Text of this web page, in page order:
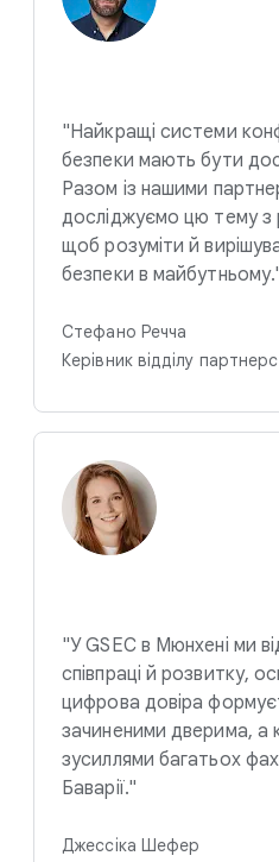
"Найкращі системи
безпеки мають бути
Разом із нашими
досліджуємо цю тему з
щоб розуміти й
безпеки в
Стефано Речча
Керівник відділу
"У GSEC в Мюнхені ми
співпраці й розвитку,
цифрова довіра
зачиненими дверима, а
зусиллями багатьох
Баварії."
Джессіка Шефер